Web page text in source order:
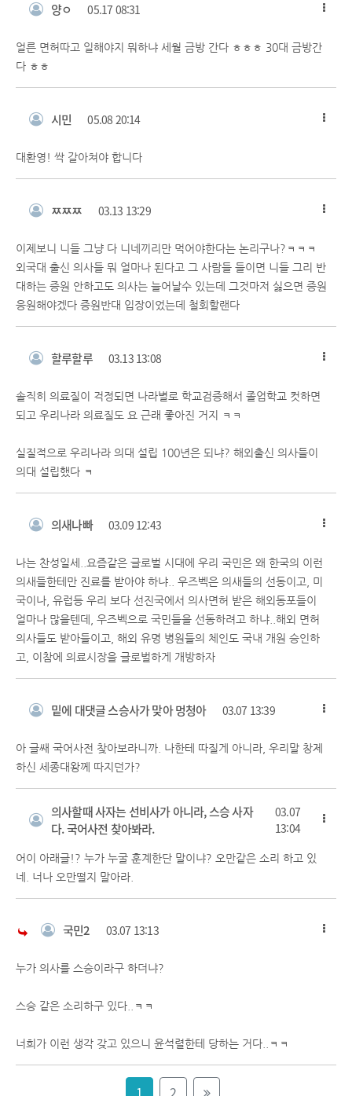
양ㅇ 05.17 08:31
얼른 면허따고 일해야지 뭐하냐 세월 금방 간다 ㅎㅎㅎ 30대 금방간
다 ㅎㅎ
시민 05.08 20:14
대환영! 싹 갈아쳐야 합니다
ㅉㅉㅉ 03.13 13:29
이제보니 니들 그냥 다 니네끼리만 먹어야한다는 논리구나?ㅋㅋㅋ
외국대 출신 의사들 뭐 얼마나 된다고 그 사람들 들이면 니들 그리 반
대하는 증원 안하고도 의사는 늘어날수 있는데 그것마저 싫으면 증원
응원해야겠다 증원반대 입장이었는데 철회할랜다
할루할루 03.13 13:08
솔직히 의료질이 걱정되면 나라별로 학교검증해서 졸업학교 컷하면
되고 우리나라 의료질도 요 근래 좋아진 거지 ㅋㅋ
실질적으로 우리나라 의대 설립 100년은 되냐? 해외출신 의사들이
의대 설립했다 ㅋ
의새나빠 03.09 12:43
나는 찬성일세..요즘같은 글로벌 시대에 우리 국민은 왜 한국의 이런
의새들한테만 진료를 받아야 하냐.. 우즈벡은 의새들의 선동이고, 미
국이나, 유럽등 우리 보다 선진국에서 의사면허 받은 해외동포들이
얼마나 많을텐데, 우즈벡으로 국민들을 선동하려고 하냐..해외 면허
의사들도 받아들이고, 해외 유명 병원들의 체인도 국내 개원 승인하
고, 이참에 의료시장을 글로벌하게 개방하자
밑에 대댓글 스승사가 맞아 멍청아 03.07 13:39
아 글쌔 국어사전 찾아보라니까. 나한테 따질게 아니라, 우리말 창제
하신 세종대왕께 따지던가?
의사할때 사자는 선비사가 아니라, 스승 사자
다. 국어사전 찾아봐라.
03.07
13:04
어이 아래글!? 누가 누굴 훈계한단 말이냐? 오만같은 소리 하고 있
네. 너나 오만떨지 말아라.
국민2 03.07 13:13
누가 의사를 스승이라구 하더냐?
스승 같은 소리하구 있다..ㅋㅋ
너희가 이런 생각 갖고 있으니 윤석렬한테 당하는 거다..ㅋㅋ
1 2